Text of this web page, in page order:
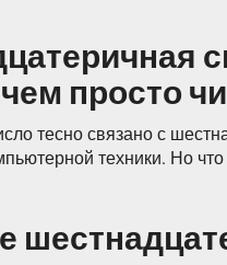
просто
тесно связано с
техники. Но